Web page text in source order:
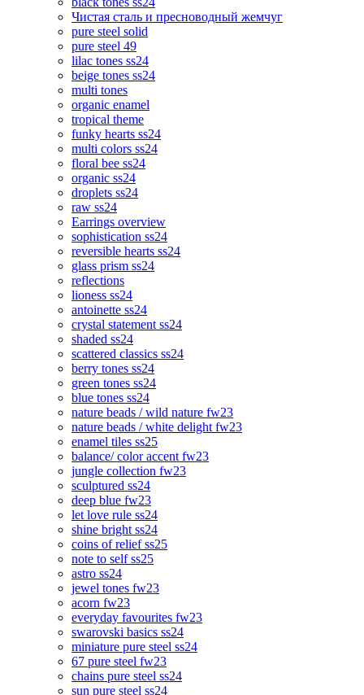
Чистая сталь и пресноводный жемчуг
pure steel solid
pure steel 49
lilac tones ss24
beige tones ss24
multi tones
organic enamel
tropical theme
funky hearts ss24
multi colors ss24
floral bee ss24
organic ss24
droplets ss24
raw ss24
Earrings overview
sophistication ss24
reversible hearts ss24
glass prism ss24
reflections
lioness ss24
antoinette ss24
crystal statement ss24
shaded ss24
scattered classics ss24
berry tones ss24
green tones ss24
blue tones ss24
nature beads / wild nature fw23
nature beads / white delight fw23
enamel tiles ss25
balance/ color accent fw23
jungle collection fw23
sculptured ss24
deep blue fw23
let love rule ss24
shine bright ss24
coins of relief ss25
note to self ss25
astro ss24
jewel tones fw23
acorn fw23
everyday favourites fw23
swarovski basics ss24
miniature pure steel ss24
67 pure steel fw23
chains pure steel ss24
sun pure steel ss24